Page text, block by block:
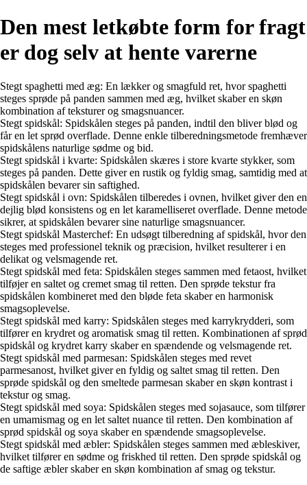
Den mest letkøbte form for fragt
er dog selv at hente varerne
Stegt spaghetti med æg: En lækker og smagfuld ret, hvor spaghetti
steges sprøde på panden sammen med æg, hvilket skaber en skøn
kombination af teksturer og smagsnuancer.
Stegt spidskål: Spidskålen steges på panden, indtil den bliver blød og
får en let sprød overflade. Denne enkle tilberedningsmetode fremhæver
spidskålens naturlige sødme og bid.
Stegt spidskål i kvarte: Spidskålen skæres i store kvarte stykker, som
steges på panden. Dette giver en rustik og fyldig smag, samtidig med at
spidskålen bevarer sin saftighed.
Stegt spidskål i ovn: Spidskålen tilberedes i ovnen, hvilket giver den en
dejlig blød konsistens og en let karamelliseret overflade. Denne metode
sikrer, at spidskålen bevarer sine naturlige smagsnuancer.
Stegt spidskål Masterchef: En udsøgt tilberedning af spidskål, hvor den
steges med professionel teknik og præcision, hvilket resulterer i en
delikat og velsmagende ret.
Stegt spidskål med feta: Spidskålen steges sammen med fetaost, hvilket
tilføjer en saltet og cremet smag til retten. Den sprøde tekstur fra
spidskålen kombineret med den bløde feta skaber en harmonisk
smagsoplevelse.
Stegt spidskål med karry: Spidskålen steges med karrykrydderi, som
tilfører en krydret og aromatisk smag til retten. Kombinationen af sprød
spidskål og krydret karry skaber en spændende og velsmagende ret.
Stegt spidskål med parmesan: Spidskålen steges med revet
parmesanost, hvilket giver en fyldig og saltet smag til retten. Den
sprøde spidskål og den smeltede parmesan skaber en skøn kontrast i
tekstur og smag.
Stegt spidskål med soya: Spidskålen steges med sojasauce, som tilfører
en umamismag og en let saltet nuance til retten. Den kombination af
sprød spidskål og soya skaber en spændende smagsoplevelse.
Stegt spidskål med æbler: Spidskålen steges sammen med æbleskiver,
hvilket tilfører en sødme og friskhed til retten. Den sprøde spidskål og
de saftige æbler skaber en skøn kombination af smag og tekstur.